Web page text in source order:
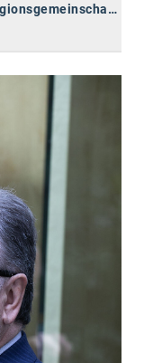
"Glauben an gute Zukunft für alle”: Religionsgemeinschaften vereint in der Zukunftsallianz